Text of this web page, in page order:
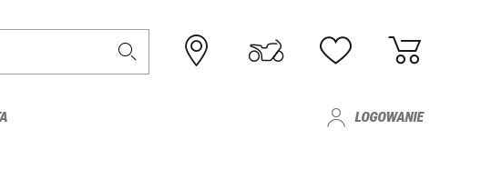
LOGOWANIE